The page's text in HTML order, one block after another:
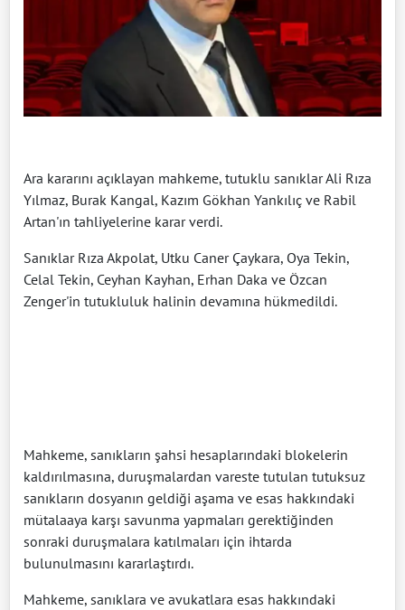
Ara kararını açıklayan mahkeme, tutuklu sanıklar Ali Rıza
Yılmaz, Burak Kangal, Kazım Gökhan Yankılıç ve Rabil
Artan'ın tahliyelerine karar verdi.
Sanıklar Rıza Akpolat, Utku Caner Çaykara, Oya Tekin,
Celal Tekin, Ceyhan Kayhan, Erhan Daka ve Özcan
Zenger'in tutukluluk halinin devamına hükmedildi.
Mahkeme, sanıkların şahsi hesaplarındaki blokelerin
kaldırılmasına, duruşmalardan vareste tutulan tutuksuz
sanıkların dosyanın geldiği aşama ve esas hakkındaki
mütalaaya karşı savunma yapmaları gerektiğinden
sonraki duruşmalara katılmaları için ihtarda
bulunulmasını kararlaştırdı.
Mahkeme, sanıklara ve avukatlara esas hakkındaki